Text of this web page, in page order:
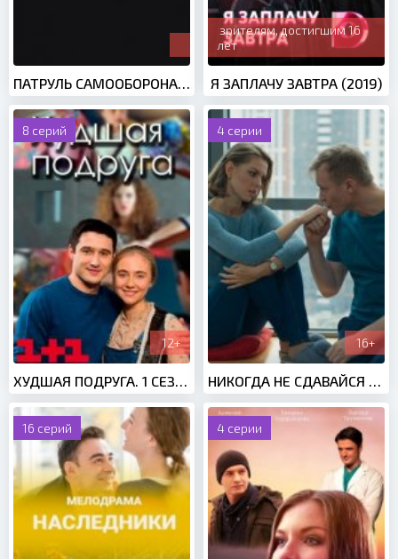
зрителям, достигшим 16
лет
Я ЗАПЛАЧУ ЗАВТРА (2019)
8 серий
12+
ХУДШАЯ ПОДРУГА. 1 СЕЗОН (2020)
4 серии
16+
НИКОГДА НЕ СДАВАЙСЯ (2020)
16 серий 4 серии